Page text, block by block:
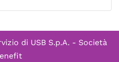
di USB S.p.A. - Società